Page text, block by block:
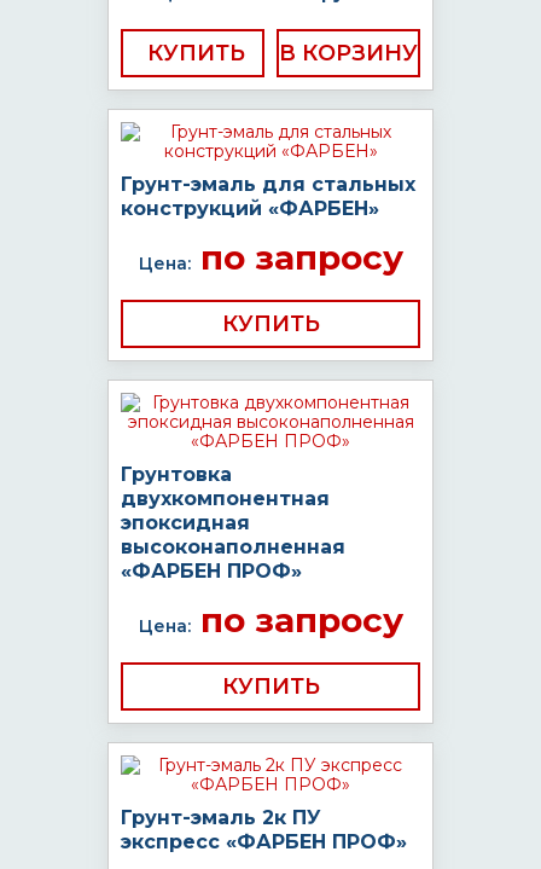
КУПИТЬ
Грунт-эмаль для стальных
конструкций «ФАРБЕН»
Цена:по запросу
КУПИТЬ
Грунтовка
двухкомпонентная
эпоксидная
высоконаполненная
«ФАРБЕН ПРОФ»
Цена:по запросу
КУПИТЬ
Грунт-эмаль 2к ПУ
экспресс «ФАРБЕН ПРОФ»